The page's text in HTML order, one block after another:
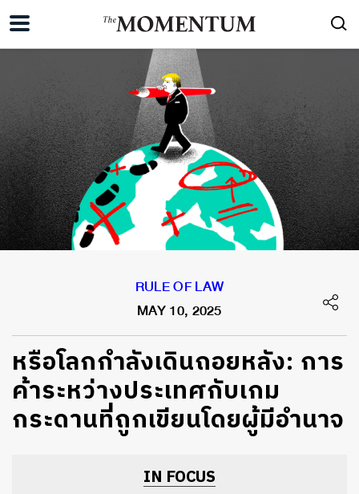
RULE OF LAW
MAY 10, 2025
หรือโลกกำลังเดินถอยหลัง: การ
ค้าระหว่างประเทศกับเกม
กระดานที่ถูกเขียนโดยผู้มีอำนาจ
IN FOCUS